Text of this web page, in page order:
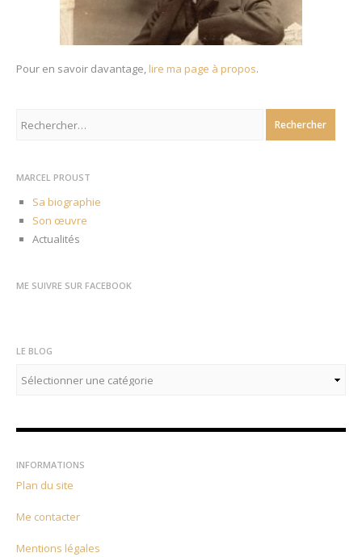
Pour en savoir davantage, lire ma page à propos.
MARCEL PROUST
Sa biographie
Son œuvre
Actualités
ME SUIVRE SUR FACEBOOK
LE BLOG
blog
INFORMATIONS
Plan du site
Me contacter
Mentions légales